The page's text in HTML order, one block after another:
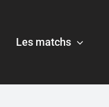
Les matchs